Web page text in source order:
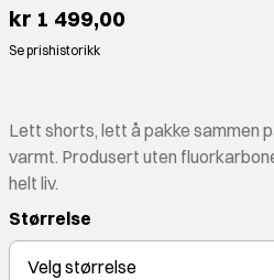
kr 1 499,00
Se prishistorikk
Lett shorts, lett å pakke sammen
varmt. Produsert uten
helt liv.
Størrelse
Velgstørrelse